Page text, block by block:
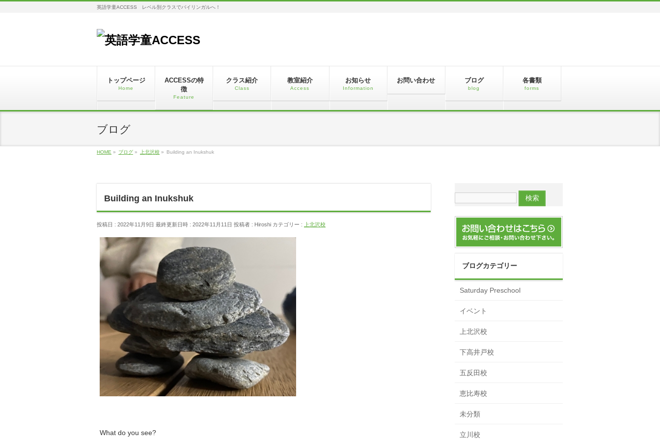
英語学童ACCESS レベル別クラスでバイリンガルへ！
トップページ
Home
ACCESSの特
徴
Feature
クラス紹介
Class
教室紹介
Access
お知らせ
Information
お問い合わせ ブログ
blog
各書類
forms
ブログ
HOME » ブログ » 上北沢校 » Building an Inukshuk
Building an Inukshuk
投稿日 : 2022年11月9日 最終更新日時 : 2022年11月11日 投稿者 : Hiroshi カテゴリー : 上北沢校
What do you see?
ブログカテゴリー
Saturday Preschool
イベント
上北沢校
下高井戸校
五反田校
恵比寿校
未分類
立川校